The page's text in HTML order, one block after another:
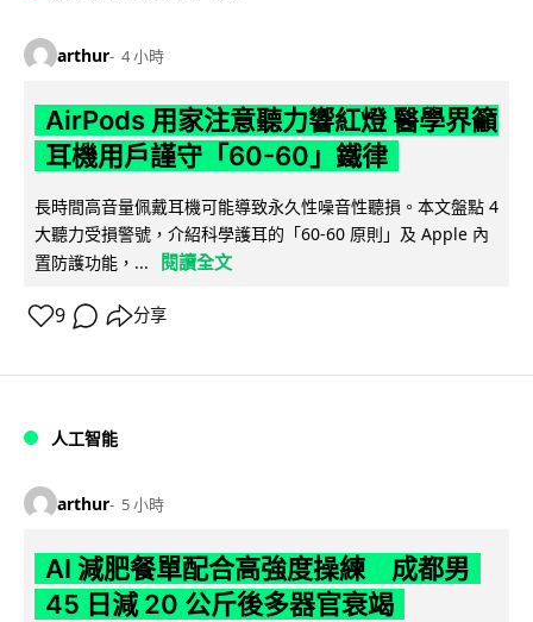
arthur 4 小時
AirPods 用家注意聽力響紅燈 醫學界籲
耳機用戶謹守「60-60」鐵律
長時間高音量佩戴耳機可能導致永久性噪音性聽損。本文盤點 4
大聽力受損警號，介紹科學護耳的「60-60 原則」及 Apple 內
置防護功能，...
閱讀全文
9 分享
人工智能
arthur 5 小時
AI 減肥餐單配合高強度操練 成都男
45 日減 20 公斤後多器官衰竭